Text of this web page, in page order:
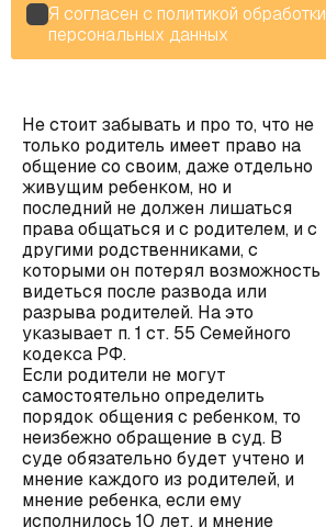
Я согласен с политикой обработки
персональных данных
Не стоит забывать и про то, что не
только родитель имеет право на
общение со своим, даже отдельно
живущим ребенком, но и
последний не должен лишаться
права общаться и с родителем, и с
другими родственниками, с
которыми он потерял возможность
видеться после развода или
разрыва родителей. На это
указывает п. 1 ст. 55 Семейного
кодекса РФ.
Если родители не могут
самостоятельно определить
порядок общения с ребенком, то
неизбежно обращение в суд. В
суде обязательно будет учтено и
мнение каждого из родителей, и
мнение ребенка, если ему
исполнилось 10 лет, и мнение